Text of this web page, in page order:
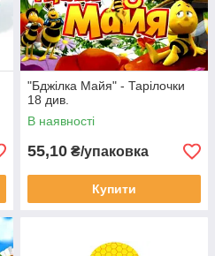
"Бджілка Майя" - Тарілочки
18 див.
В наявності
55,10 ₴/упаковка
Купити